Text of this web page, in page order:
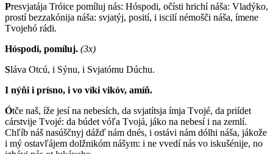
Presvjatája Tróice pomíluj nás: Hóspodi, očísti hrichí náša: Vladýko,
prostí bezzakónija náša: svjatýj, posití, i iscilí némošči náša, ímene
Tvojehó rádi.
Hóspodi, pomíluj. (3x)
Sláva Otcú, i Sýnu, i Svjatómu Dúchu.
I nýňi i prísno, i vo víki vikóv, amíň.
Ótče naš, íže jesí na nebesích, da svjatítsja ímja Tvojé, da priídet
cárstvije Tvojé: da búdet vóľa Tvojá, jáko na nebesí i na zemlí.
Chľíb náš nasúščnyj dážď nám dnés, i ostávi nám dólhi náša, jákože
i mý ostavľájem dolžnikóm nášym: i ne vvedí nás vo iskušénije, no